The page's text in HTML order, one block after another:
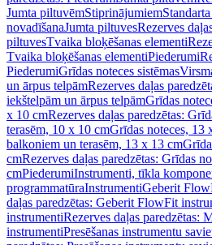
Jumta piltuvēmStiprinājumiem
novadīšanaJumta piltuvesRezerves
piltuvesTvaika bloķēšanas elementi
Tvaika bloķēšanas elementiPiederumi
PiederumiGrīdas noteces sistēmas
un ārpus telpāmRezerves daļas
iekštelpām un ārpus telpāmGrīdas
x 10 cmRezerves daļas paredzētas:
terasēm, 10 x 10 cmGrīdas noteces, 13
balkoniem un terasēm, 13 x 13 cm
cmRezerves daļas paredzētas: Grīdas
cmPiederumiInstrumenti, tīkla
programmatūraInstrumentiGeberit
daļas paredzētas: Geberit FlowFit
instrumentiRezerves daļas paredzētas:
instrumentiPresēšanas instrumentu